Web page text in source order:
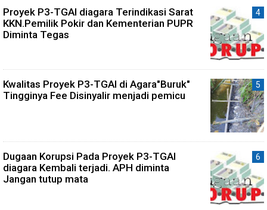
Proyek P3-TGAI diagara Terindikasi Sarat
KKN.Pemilik Pokir dan Kementerian PUPR
Diminta Tegas
Kwalitas Proyek P3-TGAI di Agara"Buruk"
Tingginya Fee Disinyalir menjadi pemicu
Dugaan Korupsi Pada Proyek P3-TGAI
diagara Kembali terjadi. APH diminta
Jangan tutup mata